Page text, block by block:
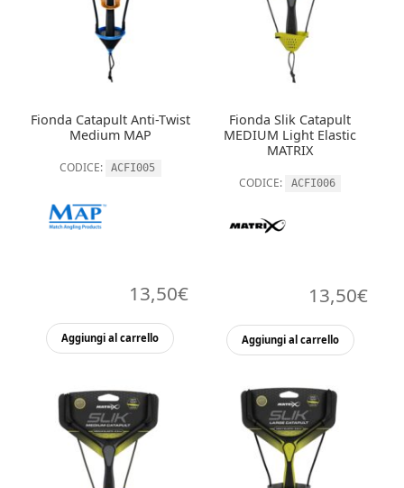
Fionda Catapult Anti-Twist
Medium MAP
CODICE: ACFI005
13,50€
Aggiungi al carrello
Fionda Slik Catapult
MEDIUM Light Elastic
MATRIX
CODICE: ACFI006
13,50€
Aggiungi al carrello